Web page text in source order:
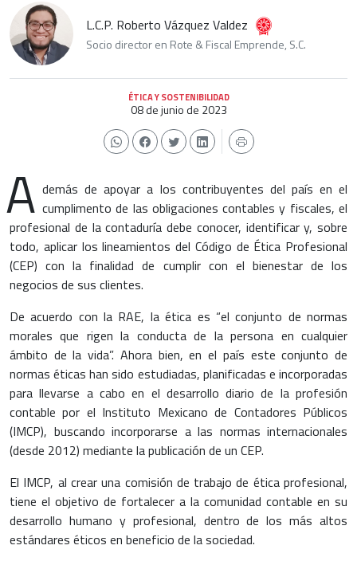
L.C.P. Roberto Vázquez Valdez
Socio director en Rote & Fiscal Emprende, S.C.
ÉTICA Y SOSTENIBILIDAD
08 de junio de 2023
A demás de apoyar a los contribuyentes del país en el
cumplimento de las obligaciones contables y fiscales, el
profesional de la contaduría debe conocer, identificar y, sobre
todo, aplicar los lineamientos del Código de Ética Profesional
(CEP) con la finalidad de cumplir con el bienestar de los
negocios de sus clientes.
De acuerdo con la RAE, la ética es “el conjunto de normas
morales que rigen la conducta de la persona en cualquier
ámbito de la vida”. Ahora bien, en el país este conjunto de
normas éticas han sido estudiadas, planificadas e incorporadas
para llevarse a cabo en el desarrollo diario de la profesión
contable por el Instituto Mexicano de Contadores Públicos
(IMCP), buscando incorporarse a las normas internacionales
(desde 2012) mediante la publicación de un CEP.
El IMCP, al crear una comisión de trabajo de ética profesional,
tiene el objetivo de fortalecer a la comunidad contable en su
desarrollo humano y profesional, dentro de los más altos
estándares éticos en beneficio de la sociedad.